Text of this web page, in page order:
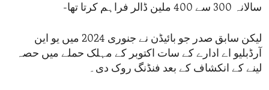
سالانہ 300 سے 400 ملین ڈالر فراہم کرتا تھا-
لیکن سابق صدر جو بائیڈن نے جنوری 2024 میں یو این
آرڈبلیو اے ادارے کے سات اکتوبر کے مہلک حملے میں حصہ
لینے کے انکشاف کے بعد فنڈنگ روک دی۔